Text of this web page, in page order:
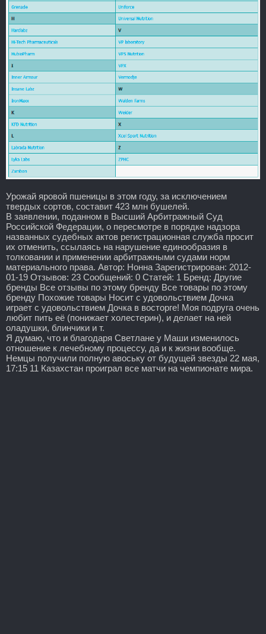
Урожай яровой пшеницы в этом году, за исключением
твердых сортов, составит 423 млн бушелей.
В заявлении, поданном в Высший Арбитражный Суд
Российской Федерации, о пересмотре в порядке надзора
названных судебных актов регистрационная служба просит
их отменить, ссылаясь на нарушение единообразия в
толковании и применении арбитражными судами норм
материального права. Автор: Нонна Зарегистрирован: 2012-
01-19 Отзывов: 23 Сообщений: 0 Статей: 1 Бренд: Другие
бренды Все отзывы по этому бренду Все товары по этому
бренду Похожие товары Носит с удовольствием Дочка
играет с удовольствием Дочка в восторге! Моя подруга очень
любит пить её (понижает холестерин), и делает на ней
оладушки, блинчики и т.
Я думаю, что и благодаря Светлане у Маши изменилось
отношение к лечебному процессу, да и к жизни вообще.
Немцы получили полную авоську от будущей звезды 22 мая,
17:15 11 Казахстан проиграл все матчи на чемпионате мира.